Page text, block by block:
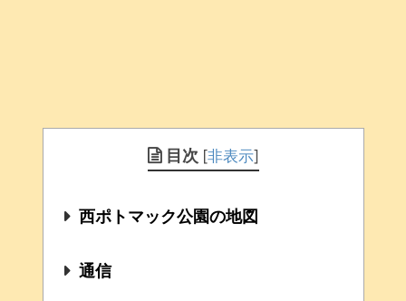
目次 [非表示]
西ポトマック公園の地図
通信